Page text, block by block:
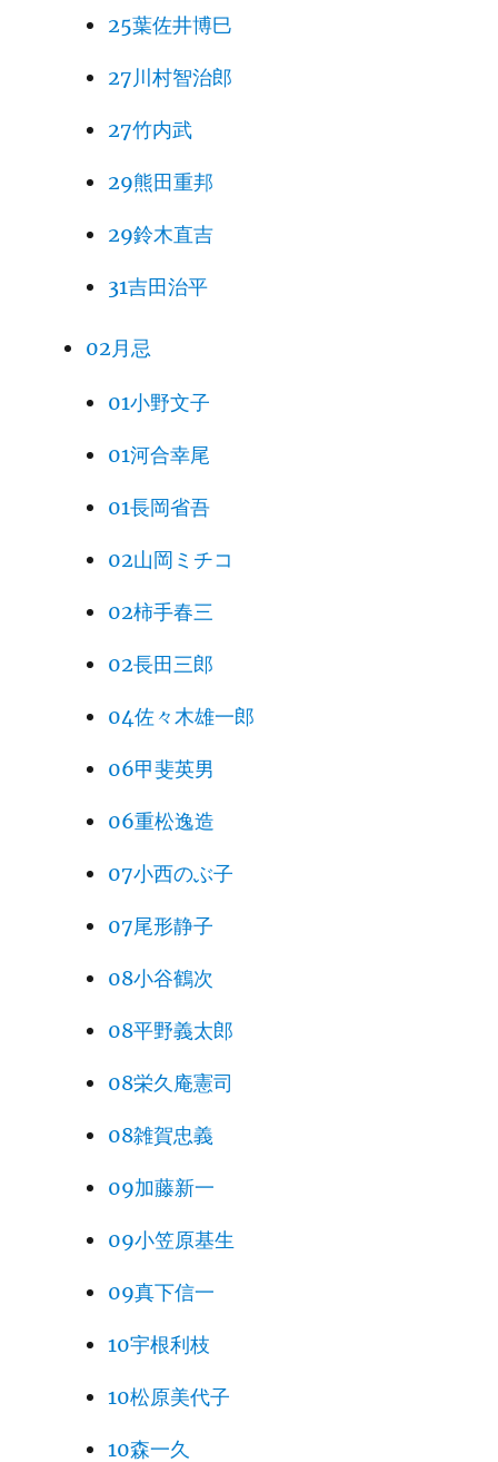
25葉佐井博巳
27川村智治郎
27竹内武
29熊田重邦
29鈴木直吉
31吉田治平
02月忌
01小野文子
01河合幸尾
01長岡省吾
02山岡ミチコ
02柿手春三
02長田三郎
04佐々木雄一郎
06甲斐英男
06重松逸造
07小西のぶ子
07尾形静子
08小谷鶴次
08平野義太郎
08栄久庵憲司
08雑賀忠義
09加藤新一
09小笠原基生
09真下信一
10宇根利枝
10松原美代子
10森一久